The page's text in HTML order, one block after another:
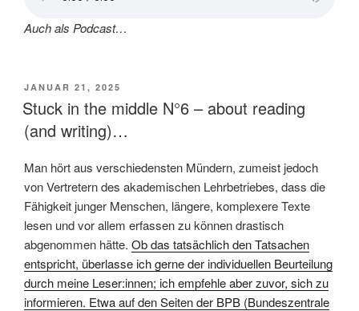
Auch als Podcast…
VERÖFFENTLICHT
AM
JANUAR 21, 2025
Stuck in the middle N°6 – about reading
(and writing)…
Man hört aus verschiedensten Mündern, zumeist jedoch
von Vertretern des akademischen Lehrbetriebes, dass die
Fähigkeit junger Menschen, längere, komplexere Texte
lesen und vor allem erfassen zu können drastisch
abgenommen hätte. Ob das tatsächlich den Tatsachen
entspricht, überlasse ich gerne der individuellen Beurteilung
durch meine Leser:innen; ich empfehle aber zuvor, sich zu
informieren. Etwa auf den Seiten der BPB (Bundeszentrale